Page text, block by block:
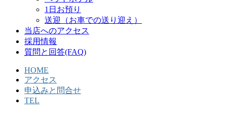
1日お預り
送迎（お車での送り迎え）
当店へのアクセス
採用情報
質問と回答(FAQ)
HOME
アクセス
申込みと問合せ
TEL